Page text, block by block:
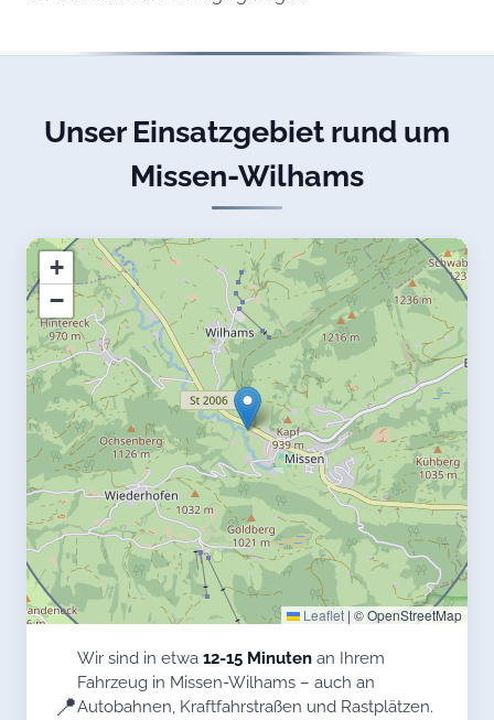
Unser Einsatzgebiet rund um
Missen-Wilhams
+
−
Leaflet | © OpenStreetMap
📍
Wir sind in etwa 12-15 Minuten an Ihrem
Fahrzeug in Missen-Wilhams – auch an
Autobahnen, Kraftfahrstraßen und Rastplätzen.